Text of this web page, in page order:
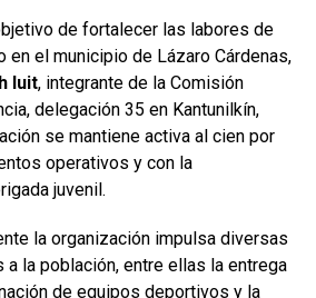
de fortalecer las labores de
en el municipio de Lázaro Cárdenas,
Iuit, integrante de la Comisión
delegación 35 en Kantunilkín,
se mantiene activa al cien por
operativos y con la
juvenil.
la organización impulsa diversas
la población, entre ellas la entrega
de equipos deportivos y la